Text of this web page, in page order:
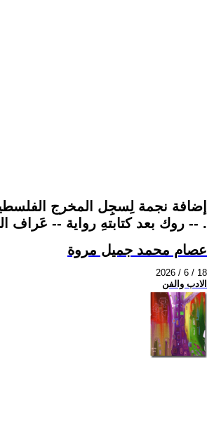
إضافة نجمة لِسجِل المخرج
روك بعد كتابتهِ رواية -- عَراف النرويج -- .
عصام محمد جميل مروة
2026 / 6 / 18
الادب والفن